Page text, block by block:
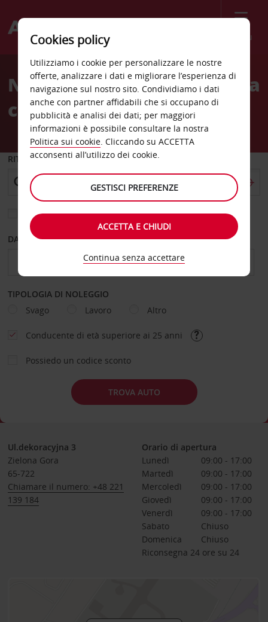
Menù
Welcome
AvisNoleggio auto Zielona Gora
centro città
RITIRO DA
Scegli una località di riconsegna diversa
DAL GIORNO AL GIORNO
TIPOLOGIA DI NOLEGGIO
Svago
Lavoro Altro
Conducente di età superiore ai 25 anni
Possiedo un codice sconto
TROVA AUTO
Ul.dekoracyjna 3
Zielona Gora
65-722
Chiamare il numero: +48 221
139 184
Orario di apertura
Lunedì
09:00 - 17:00
Martedì
09:00 - 17:00
Mercoledì
09:00 - 17:00
Giovedì
09:00 - 17:00
Venerdì
09:00 - 17:00
Sabato
Chiuso
Domenica
Chiuso
Riconsegna 24 ore su 24
Cookies policy
Utilizziamo i cookie per personalizzare le nostre
offerte, analizzare i dati e migliorare l’esperienza di
navigazione sul nostro sito. Condividiamo i dati
anche con partner affidabili che si occupano di
pubblicità e analisi dei dati; per maggiori
informazioni è possibile consultare la nostra
Politica sui cookie. Cliccando su ACCETTA
acconsenti all’utilizzo dei cookie.
GESTISCI PREFERENZE
ACCETTA E CHIUDI
Continua senza accettare